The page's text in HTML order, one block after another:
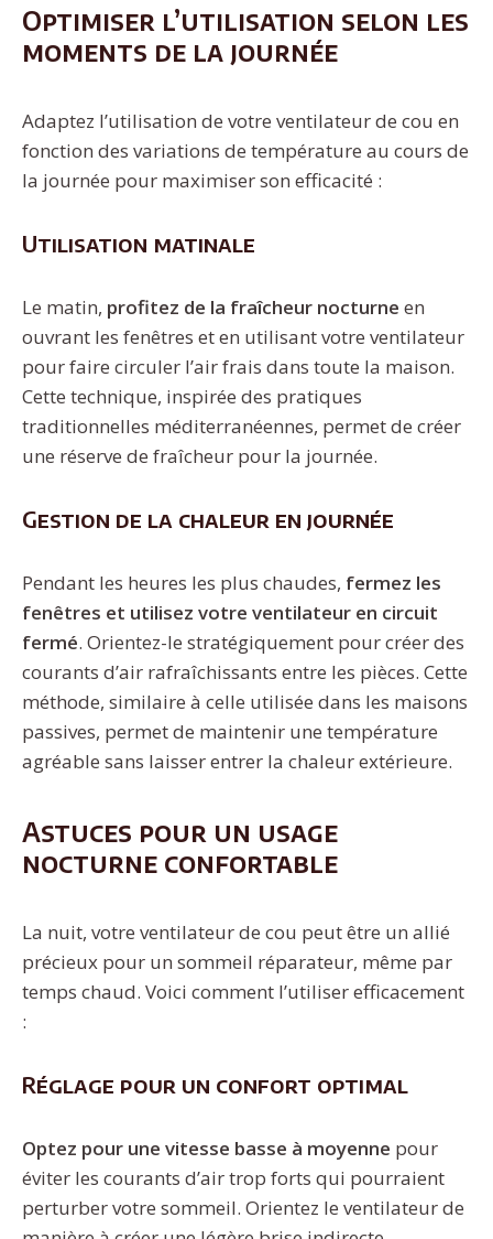
Optimiser l’utilisation selon les
moments de la journée
Adaptez l’utilisation de votre ventilateur de cou en
fonction des variations de température au cours de
la journée pour maximiser son efficacité :
Utilisation matinale
Le matin, profitez de la fraîcheur nocturne en
ouvrant les fenêtres et en utilisant votre ventilateur
pour faire circuler l’air frais dans toute la maison.
Cette technique, inspirée des pratiques
traditionnelles méditerranéennes, permet de créer
une réserve de fraîcheur pour la journée.
Gestion de la chaleur en journée
Pendant les heures les plus chaudes, fermez les
fenêtres et utilisez votre ventilateur en circuit
fermé. Orientez-le stratégiquement pour créer des
courants d’air rafraîchissants entre les pièces. Cette
méthode, similaire à celle utilisée dans les maisons
passives, permet de maintenir une température
agréable sans laisser entrer la chaleur extérieure.
Astuces pour un usage
nocturne confortable
La nuit, votre ventilateur de cou peut être un allié
précieux pour un sommeil réparateur, même par
temps chaud. Voici comment l’utiliser efficacement
:
Réglage pour un confort optimal
Optez pour une vitesse basse à moyenne pour
éviter les courants d’air trop forts qui pourraient
perturber votre sommeil. Orientez le ventilateur de